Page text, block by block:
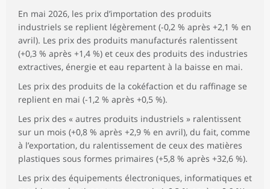
En mai 2026, les prix d’importation des produits
industriels se replient légèrement (-0,2 % après +2,1 % en
avril). Les prix des produits manufacturés ralentissent
(+0,3 % après +1,4 %) et ceux des produits des industries
extractives, énergie et eau repartent à la baisse en mai.
Les prix des produits de la cokéfaction et du raffinage se
replient en mai (-1,2 % après +0,5 %).
Les prix des « autres produits industriels » ralentissent
sur un mois (+0,8 % après +2,9 % en avril), du fait, comme
à l’exportation, du ralentissement de ceux des matières
plastiques sous formes primaires (+5,8 % après +32,6 %).
Les prix des équipements électroniques, informatiques et